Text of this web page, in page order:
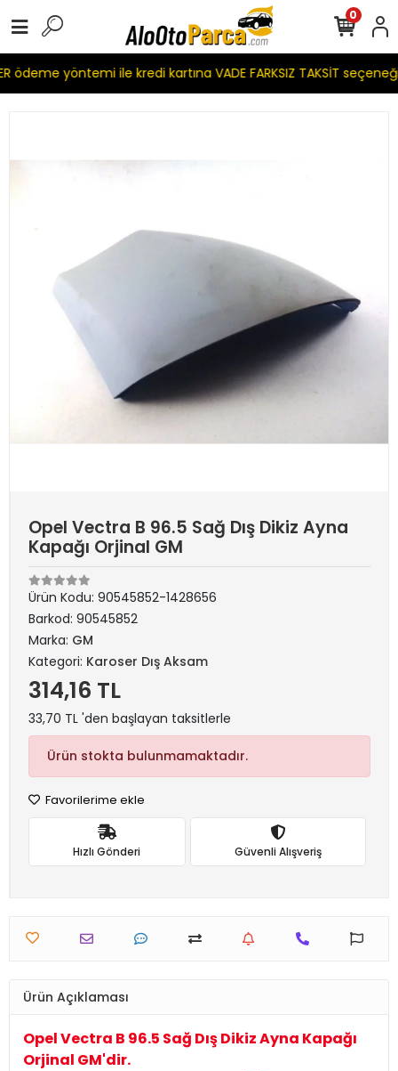
ödeme yöntemi ile kredi kartına VADE FARKSIZ TAKSİT
0
Opel Vectra B 96.5 Sağ Dış Dikiz Ayna
Kapağı Orjinal GM
Ürün Kodu: 90545852-1428656
Barkod: 90545852
Marka: GM
Kategori: Karoser Dış Aksam
314,16 TL
33,70 TL 'den başlayan taksitlerle
Ürün stokta bulunmamaktadır.
Favorilerime ekle
Hızlı Gönderi Güvenli Alışveriş
Ürün Açıklaması
Opel Vectra B 96.5 Sağ Dış Dikiz Ayna Kapağı
Orjinal GM'dir.